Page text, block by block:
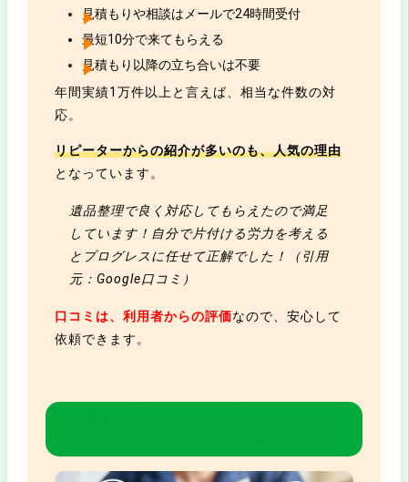
見積もりや相談はメールで24時間受付
最短10分で来てもらえる
見積もり以降の立ち合いは不要
年間実績1万件以上と言えば、相当な件数の対
応。
リピーターからの紹介が多いのも、人気の理由
となっています。
遺品整理で良く対応してもらえたので満足
しています！自分で片付ける労力を考える
とプログレスに任せて正解でした！（引用
元：Google口コミ）
口コミは、利用者からの評価なので、安心して
依頼できます。
ゴミ屋敷プログレスのサービスは口コ
ミ通りか？サービスの概要を徹底検証